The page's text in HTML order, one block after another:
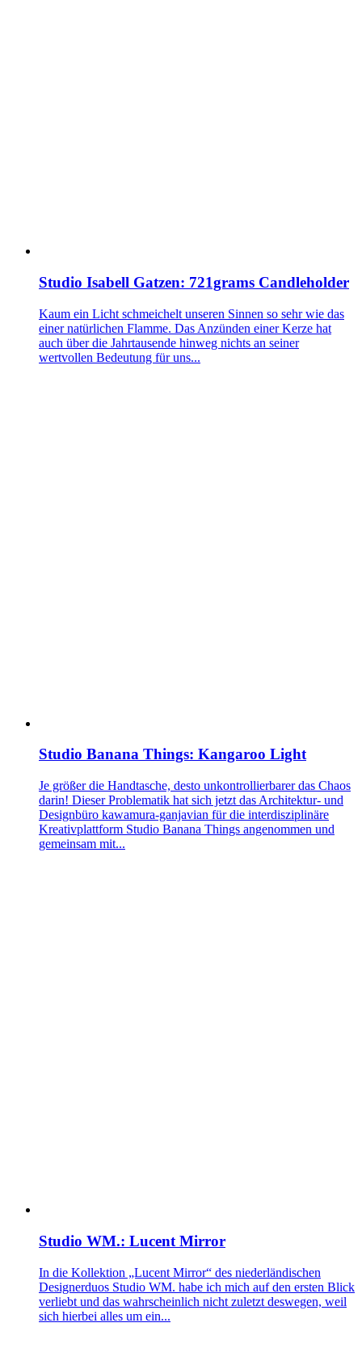
Studio Isabell Gatzen: 721grams Candleholder
Kaum ein Licht schmeichelt unseren Sinnen so sehr wie das
einer natürlichen Flamme. Das Anzünden einer Kerze hat
auch über die Jahrtausende hinweg nichts an seiner
wertvollen Bedeutung für uns...
Studio Banana Things: Kangaroo Light
Je größer die Handtasche, desto unkontrollierbarer das Chaos
darin! Dieser Problematik hat sich jetzt das Architektur- und
Designbüro kawamura-ganjavian für die interdisziplinäre
Kreativplattform Studio Banana Things angenommen und
gemeinsam mit...
Studio WM.: Lucent Mirror
In die Kollektion „Lucent Mirror“ des niederländischen
Designerduos Studio WM. habe ich mich auf den ersten Blick
verliebt und das wahrscheinlich nicht zuletzt deswegen, weil
sich hierbei alles um ein...